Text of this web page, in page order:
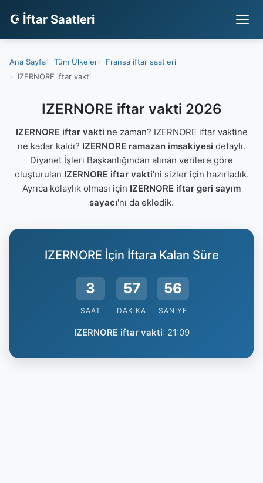
☪ İftar Saatleri
Ana Sayfa Tüm Ülkeler
Fransa iftar saatleri
IZERNORE iftar vakti
IZERNORE iftar vakti 2026
IZERNORE iftar vakti ne zaman? IZERNORE iftar vaktine
ne kadar kaldı? IZERNORE ramazan imsakiyesi detaylı.
Diyanet İşleri Başkanlığından alınan verilere göre
oluşturulan IZERNORE iftar vakti'ni sizler için hazırladık.
Ayrıca kolaylık olması için IZERNORE iftar geri sayım
sayacı'nı da ekledik.
IZERNORE İçin İftara Kalan Süre
3
SAAT
57
DAKIKA
56
SANIYE
IZERNORE iftar vakti: 21:09